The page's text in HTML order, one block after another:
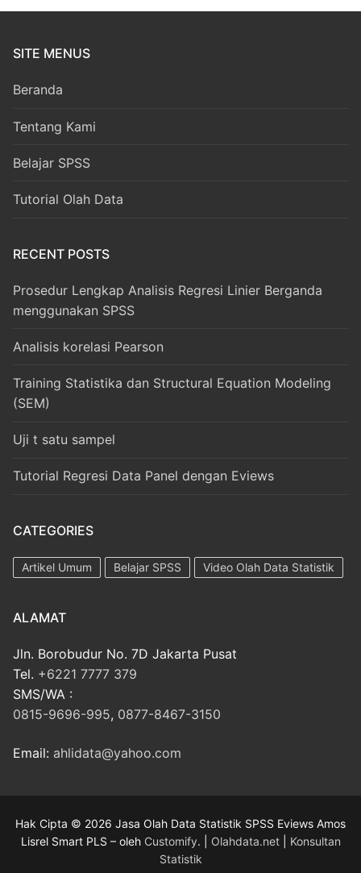
SITE MENUS
Beranda
Tentang Kami
Belajar SPSS
Tutorial Olah Data
RECENT POSTS
Prosedur Lengkap Analisis Regresi Linier Berganda
menggunakan SPSS
Analisis korelasi Pearson
Training Statistika dan Structural Equation Modeling
(SEM)
Uji t satu sampel
Tutorial Regresi Data Panel dengan Eviews
CATEGORIES
Artikel Umum Belajar SPSS Video Olah Data Statistik
ALAMAT
Jln. Borobudur No. 7D Jakarta Pusat
Tel. +6221 7777 379
SMS/WA :
0815-9696-995, 0877-8467-3150
Email: ahlidata@yahoo.com
Hak Cipta © 2026 Jasa Olah Data Statistik SPSS Eviews Amos
Lisrel Smart PLS – oleh Customify. | Olahdata.net| Konsultan
Statistik